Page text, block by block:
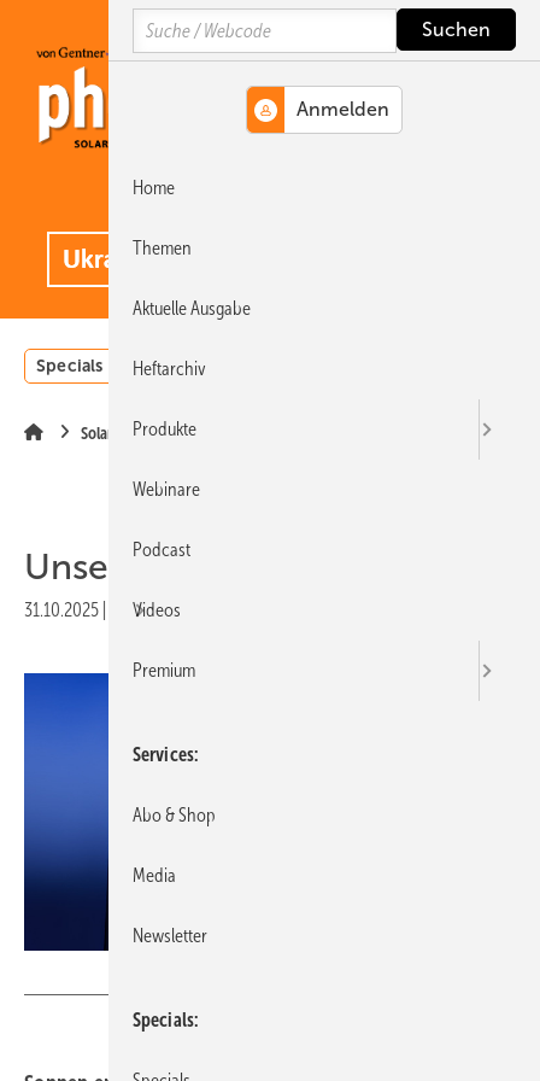
Hauptinhalt
Hauptmenü
SiteSearch
Specials Einstrahlungsatlas
Solarspeicher
Unsere Produkte der Woche­
31.10.2025 Druckvorschau
Search
Home
Themen
Aktuelle Ausgabe
Heftarchiv
Produkte
Webinare
Podcast
Videos
Premium
Services
Abo & Shop
Media
Newsletter
Specials